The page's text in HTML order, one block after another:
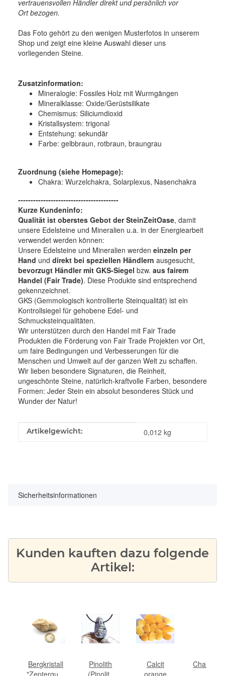
vertrauensvollen Händler direkt und persönlich vor
Ort bezogen.
Das Foto gehört zu den wenigen Musterfotos in unserem
Shop und zeigt eine kleine Auswahl dieser uns
vorliegenden Steine.
Zusatzinformation:
Mineralogie: Fossiles Holz mit Wurmgängen
Mineralklasse: Oxide/Gerüstsilikate
Chemismus: Siliciumdioxid
Kristallsystem: trigonal
Entstehung: sekundär
Farbe: gelbbraun, rotbraun, braungrau
Zuordnung (siehe Homepage):
Chakra: Wurzelchakra, Solarplexus, Nasenchakra
----------------------------------------
Kurze Kundeninfo:
Qualität ist oberstes Gebot der SteinZeitOase, damit
unsere Edelsteine und Mineralien u.a. in der Energiearbeit
verwendet werden können:
Unsere Edelsteine und Mineralien werden einzeln per
Hand und direkt bei speziellen Händlern ausgesucht,
bevorzugt Händler mit GKS-Siegel bzw. aus fairem
Handel (Fair Trade). Diese Produkte sind entsprechend
gekennzeichnet.
GKS (Gemmologisch kontrollierte Steinqualität) ist ein
Kontrollsiegel für gehobene Edel- und
Schmucksteinqualitäten.
Wir unterstützen durch den Handel mit Fair Trade
Produkten die Förderung von Fair Trade Projekten vor Ort,
um faire Bedingungen und Verbesserungen für die
Menschen und Umwelt auf der ganzen Welt zu schaffen.
Wir lieben besondere Signaturen, die Reinheit,
ungeschönte Steine, natürlich-kraftvolle Farben, besondere
Formen: Jeder Stein ein absolut besonderes Stück und
Wunder der Natur!
Produkteigenschaft
Wert
Artikelgewicht: 0,012 kg
Sicherheitsinformationen
Kunden kauften dazu folgende
Artikel:
Bergkristall
"Zepterquarz
Pinolith
(Pinolit /
Calcit
orange